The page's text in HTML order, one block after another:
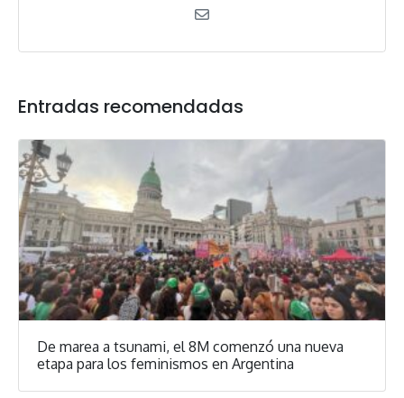
Entradas recomendadas
De marea a tsunami, el 8M comenzó una nueva
etapa para los feminismos en Argentina